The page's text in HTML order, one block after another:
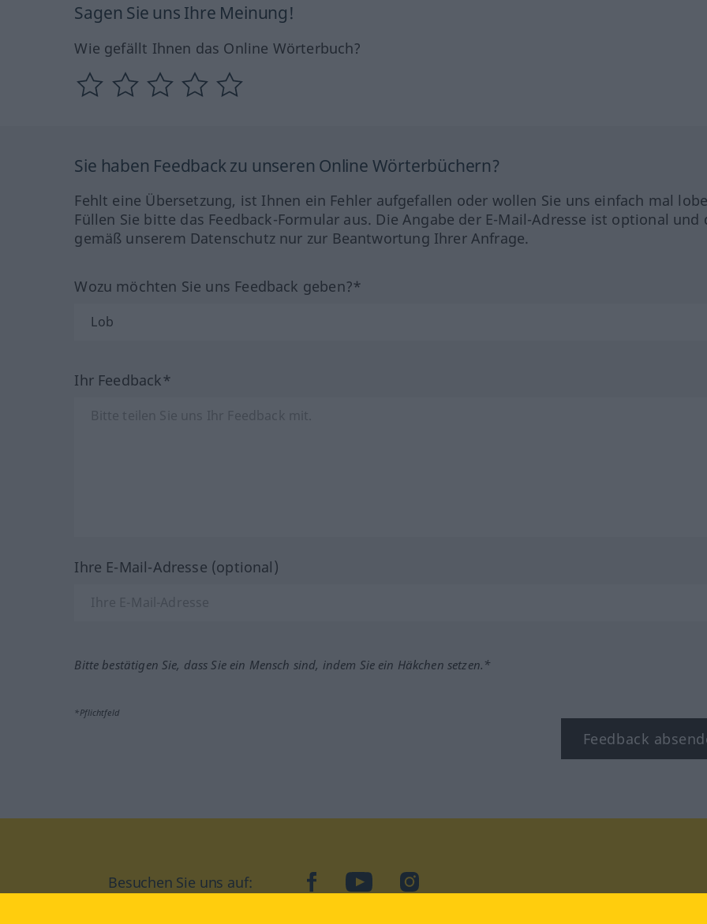
Sagen Sie uns Ihre Meinung!
Wie gefällt Ihnen das Online Wörterbuch?
Sie haben Feedback zu unseren Online Wörterbüchern?
Fehlt eine Übersetzung, ist Ihnen ein Fehler aufgefallen oder wollen Sie uns einfach mal
Füllen Sie bitte das Feedback-Formular aus. Die Angabe der E-Mail-Adresse ist optional und
gemäß unserem Datenschutz nur zur Beantwortung Ihrer Anfrage.
Wozu möchten Sie uns Feedback geben?*
Ihr Feedback*
Ihre E-Mail-Adresse (optional)
Bitte bestätigen Sie, dass Sie ein Mensch sind, indem Sie ein Häkchen setzen.*
*Pflichtfeld
Feedback
Besuchen Sie uns auf: facebookYouTubeInstagram